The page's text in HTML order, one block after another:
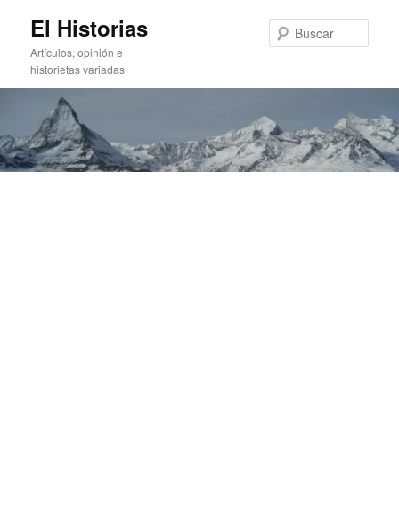
contenido
principal
contenido
secundario
El Historias
Artículos, opinión e
historietas variadas